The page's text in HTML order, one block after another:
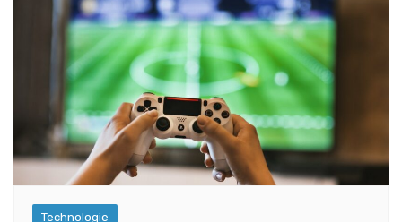
Technologie